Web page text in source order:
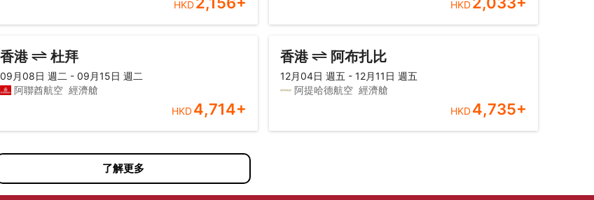
HKD
HKD
香港 杜拜
09月08日 週二 - 09月15日 週二
阿聯酋航空 經濟艙
HKD4,714+
香港 阿布扎比
12月04日 週五 - 12月11日 週五
阿提哈德航空 經濟艙
HKD4,735+
了解更多